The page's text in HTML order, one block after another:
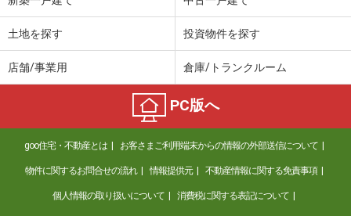
土地を探す 投資物件を探す
店舗/事業用 倉庫/トランクルーム
PC版へ
goo住宅・不動産とは お客さまご利用端末からの情報の外部送信について
物件に関するお問合せの流れ 情報提供元 不動産情報に関する免責事項
個人情報の取り扱いについて 消費税に関する表記について